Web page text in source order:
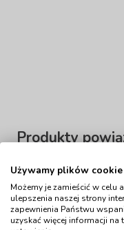
Produkty
Zabawka
kod:
Używamy plików cookie
Możemy je zamieścić w celu
ulepszenia naszej strony
zapewnienia Państwu
uzyskać więcej informacji